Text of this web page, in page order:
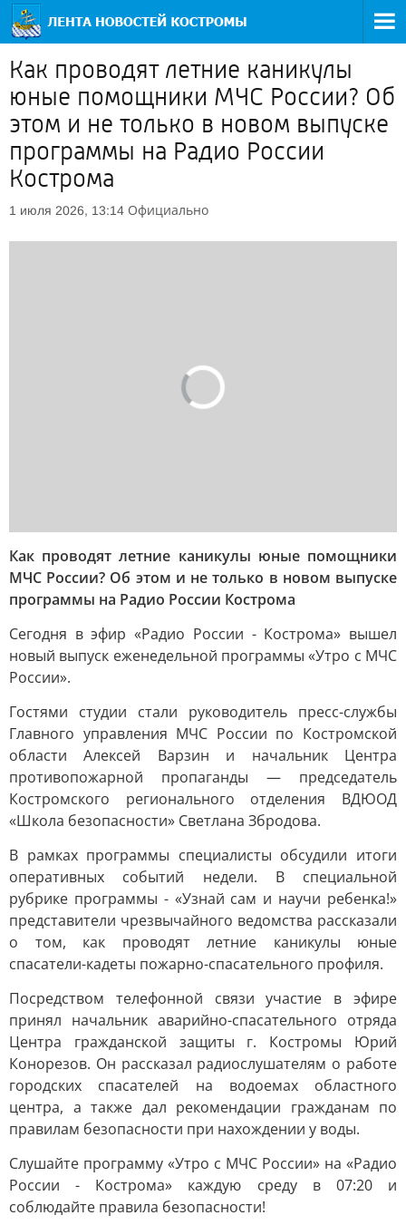
Как проводят летние каникулы
юные помощники МЧС России? Об
этом и не только в новом выпуске
программы на Радио России
Кострома
1 июля 2026, 13:14 Официально
Как проводят летние каникулы юные помощники
МЧС России? Об этом и не только в новом выпуске
программы на Радио России Кострома
Сегодня в эфир «Радио России - Кострома» вышел
новый выпуск еженедельной программы «Утро с МЧС
России».
Гостями студии стали руководитель пресс-службы
Главного управления МЧС России по Костромской
области Алексей Варзин и начальник Центра
противопожарной пропаганды — председатель
Костромского регионального отделения ВДЮОД
«Школа безопасности» Светлана Збродова.
В рамках программы специалисты обсудили итоги
оперативных событий недели. В специальной
рубрике программы - «Узнай сам и научи ребенка!»
представители чрезвычайного ведомства рассказали
о том, как проводят летние каникулы юные
спасатели-кадеты пожарно-спасательного профиля.
Посредством телефонной связи участие в эфире
принял начальник аварийно-спасательного отряда
Центра гражданской защиты г. Костромы Юрий
Конорезов. Он рассказал радиослушателям о работе
городских спасателей на водоемах областного
центра, а также дал рекомендации гражданам по
правилам безопасности при нахождении у воды.
Слушайте программу «Утро с МЧС России» на «Радио
России - Кострома» каждую среду в 07:20 и
соблюдайте правила безопасности!